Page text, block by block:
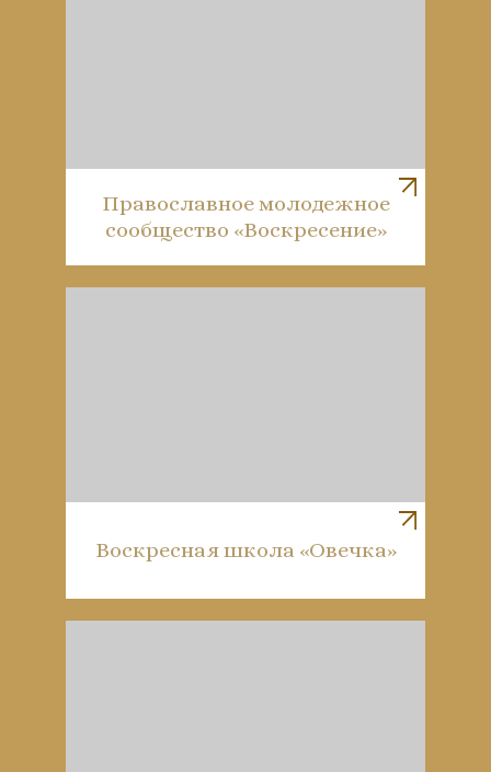
Воскресная школа «Овечка»
Православное молодежное
сообщество «Воскресение»